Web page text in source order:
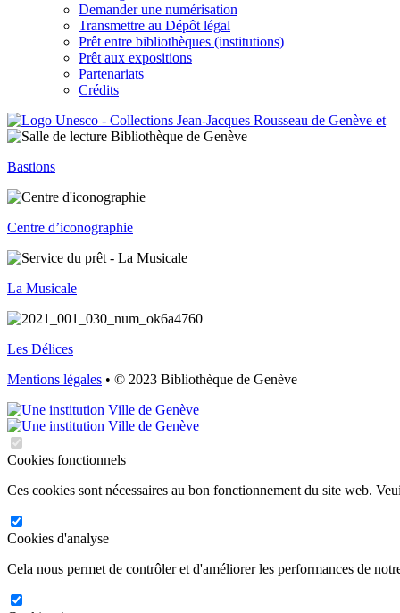
Demander une numérisation
Transmettre au Dépôt légal
Prêt entre bibliothèques (institutions)
Prêt aux expositions
Partenariats
Crédits
Bastions
Centre d’iconographie
La Musicale
Les Délices
Mentions légales • © 2023 Bibliothèque de Genève
Cookies fonctionnels
Ces cookies sont nécessaires au bon fonctionnement du site web.
Cookies d'analyse
Cela nous permet de contrôler et d'améliorer les performances de